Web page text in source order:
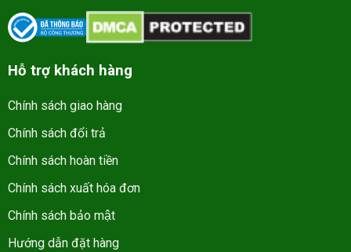
Hỗ trợ khách hàng
Chính sách giao hàng
Chính sách đổi trả
Chính sách hoàn tiền
Chính sách xuất hóa đơn
Chính sách bảo mật
Hướng dẫn đặt hàng